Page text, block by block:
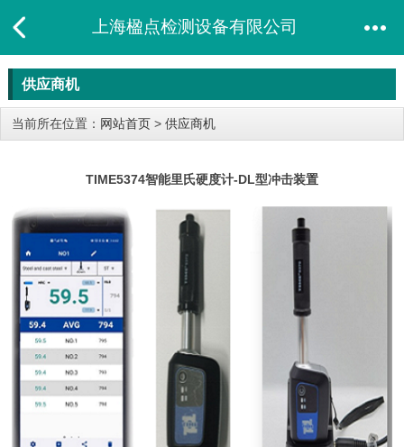
上海楹点检测设备有限公司
供应商机
当前所在位置： 网站首页 > 供应商机
TIME5374智能里氏硬度计-DL型冲击装置